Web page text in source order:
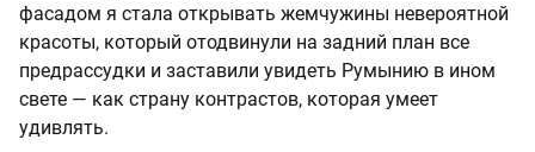
фасадом я стала открывать жемчужины невероятной
красоты, который отодвинули на задний план все
предрассудки и заставили увидеть Румынию в ином
свете — как страну контрастов, которая умеет
удивлять.